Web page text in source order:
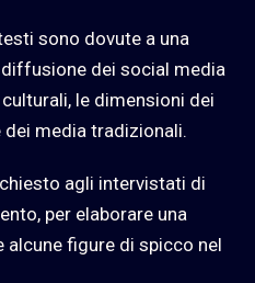
sono dovute a una
dei social media
le dimensioni dei
media tradizionali.
agli intervistati di
per elaborare una
figure di spicco nel